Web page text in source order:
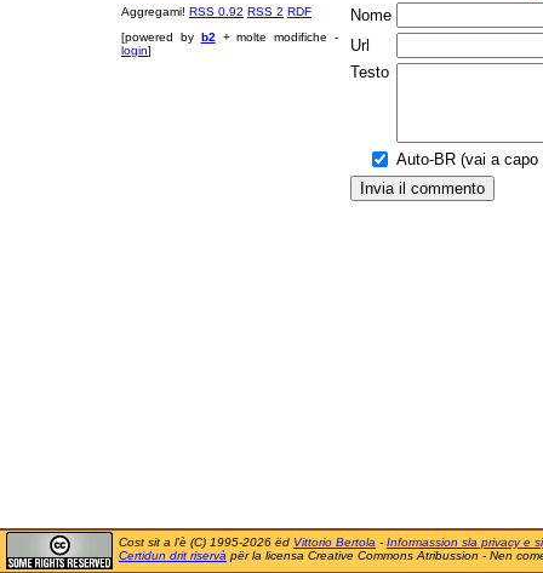
Aggregami! RSS 0.92 RSS 2 RDF
[powered by b2 + molte modifiche -
login]
Nome
Url
Testo
Auto-BR (vai a capo
Cost sit a l'è (C) 1995-2026 ëd Vittorio Bertola - Informassion sla privacy e
Certidun drit riservà për la licensa Creative Commons Atribussion - Nen